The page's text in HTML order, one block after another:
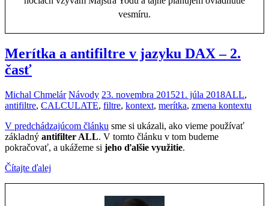
vesmíru.
Merítka a antifiltre v jazyku DAX – 2.
časť
Michal Chmelár Návody 23. novembra 201521. júla 2018ALL,
antifiltre, CALCULATE, filtre, kontext, merítka, zmena kontextu
V predchádzajúcom článku sme si ukázali, ako vieme používať
základný antifilter ALL. V tomto článku v tom budeme
pokračovať, a ukážeme si jeho ďalšie využitie.
Čítajte ďalej